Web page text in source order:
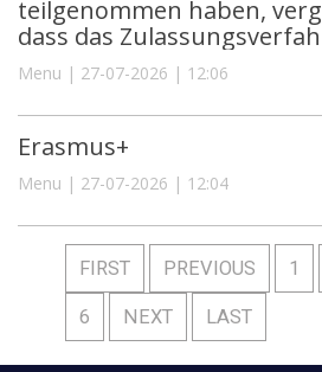
teilgenommen haben,
dass das
Menu | 27-07-2026 | 12:06
Erasmus+
Menu | 27-07-2026 | 12:04
FIRST PREVIOUS 1
6 NEXT LAST